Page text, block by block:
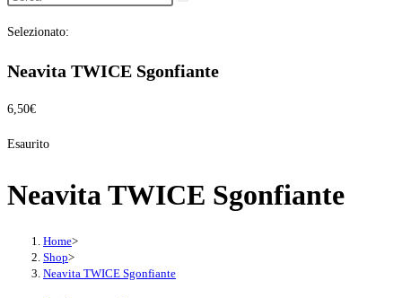
ricerca
sul
web
Selezionato:
Neavita TWICE Sgonfiante
6,50€
Esaurito
Neavita TWICE Sgonfiante
Home>
Shop>
Neavita TWICE Sgonfiante